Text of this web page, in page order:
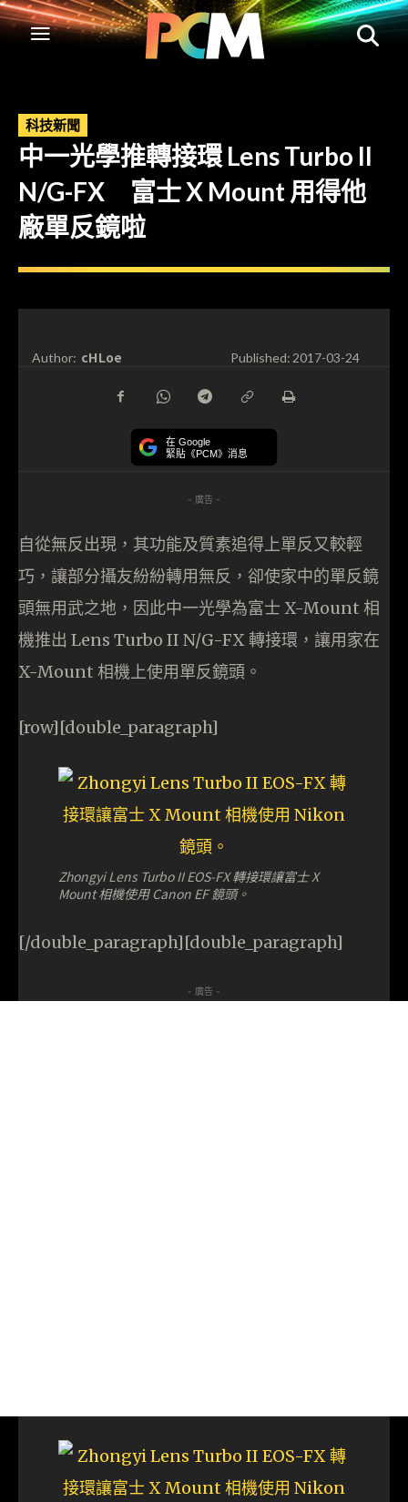
科技新聞
中一光學推轉接環 Lens Turbo II
N/G-FX 富士 X Mount 用得他
廠單反鏡啦
Author: cHLoe Published:2017-03-24
在 Google
緊貼《PCM》消息
- 廣告 -
自從無反出現，其功能及質素追得上單反又較輕
巧，讓部分攝友紛紛轉用無反，卻使家中的單反鏡
頭無用武之地，因此中一光學為富士 X-Mount 相
機推出 Lens Turbo II N/G-FX 轉接環，讓用家在
X-Mount 相機上使用單反鏡頭。
[row][double_paragraph]
Zhongyi Lens Turbo II EOS-FX 轉接環讓富士 X
Mount 相機使用 Canon EF 鏡頭。
[/double_paragraph][double_paragraph]
- 廣告 -